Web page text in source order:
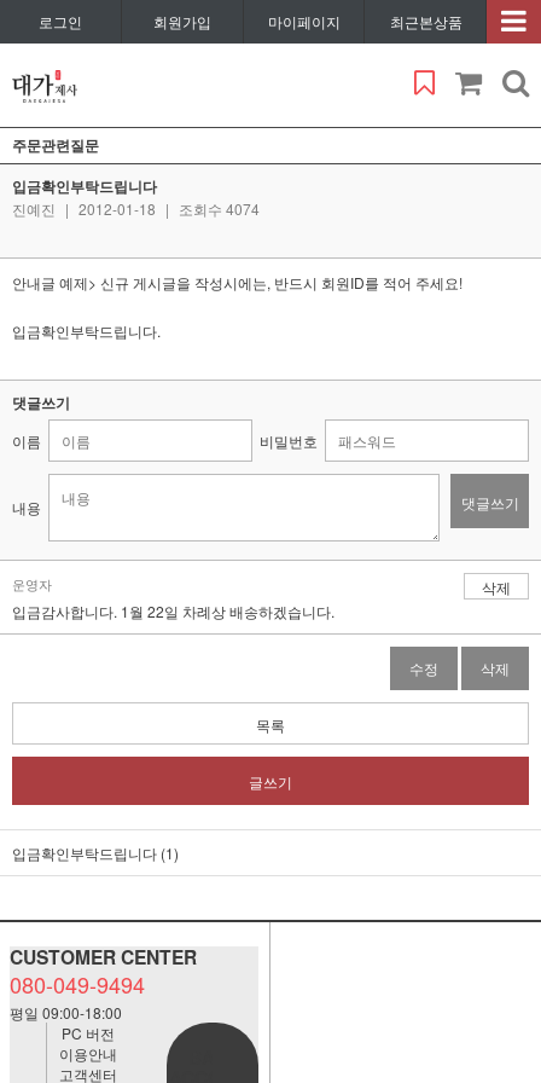
로그인 회원가입 마이페이지 최근본상품
주문관련질문
입금확인부탁드립니다
진예진 | 2012-01-18 | 조회수 4074
안내글 예제> 신규 게시글을 작성시에는, 반드시 회원ID를 적어 주세요!
입금확인부탁드립니다.
댓글쓰기
이름 비밀번호
내용 댓글쓰기
운영자
삭제
입금감사합니다. 1월 22일 차례상 배송하겠습니다.
수정 삭제
목록
글쓰기
입금확인부탁드립니다 (1)
CUSTOMER CENTER
080-049-9494
평일 09:00-18:00
PC 버전
이용안내
고객센터